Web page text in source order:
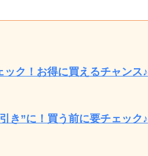
ク！お得に買えるチャンス♪
き”に！買う前に要チェック♪